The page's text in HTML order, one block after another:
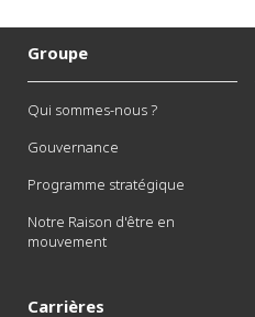
Groupe
Qui sommes-nous ?
Gouvernance
Programme stratégique
Notre Raison d'être en
mouvement
Carrières